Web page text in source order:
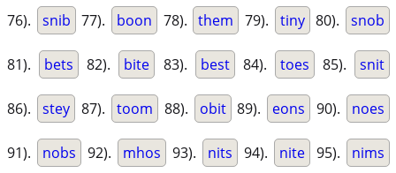
76). snib 77). boon 78). them 79). tiny 80). snob
81). bets 82). bite 83). best 84). toes 85). snit
86). stey 87). toom 88). obit 89). eons 90). noes
91). nobs 92). mhos 93). nits 94). nite 95). nims